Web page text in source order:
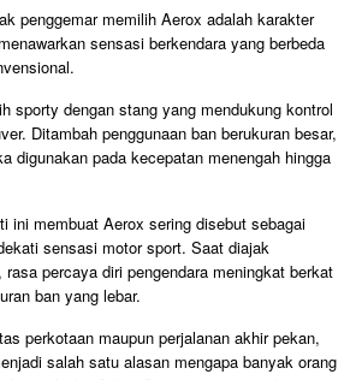
penggemar memilih Aerox adalah karakter
sensasi berkendara yang berbeda
sporty dengan stang yang mendukung kontrol
Ditambah penggunaan ban berukuran besar,
digunakan pada kecepatan menengah hingga
ini membuat Aerox sering disebut sebagai
sensasi motor sport. Saat diajak
percaya diri pengendara meningkat berkat
ban yang lebar.
perkotaan maupun perjalanan akhir pekan,
salah satu alasan mengapa banyak orang